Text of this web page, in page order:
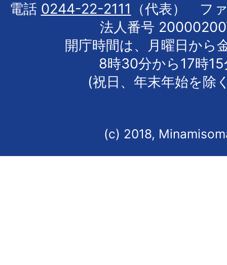
電話 0244-22-2111
（代表） フ
法人番号
開庁時間は、月曜日から
8時30分から17時
(祝日、年末年始を除
(c) 2018,